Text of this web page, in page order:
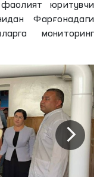
юритувчи
Фарғонадаги
мониторинг